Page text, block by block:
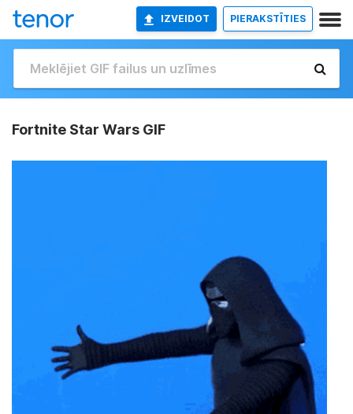
IZVEIDOT PIERAKSTĪTIES
Fortnite Star Wars GIF